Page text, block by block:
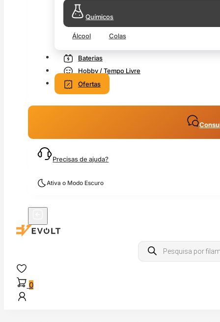
Químicos
Álcool Colas
Baterias
Hobby / Tempo Livre
Ofertas
Precisas de ajuda?
Ativa o Modo Escuro
Products
search
0